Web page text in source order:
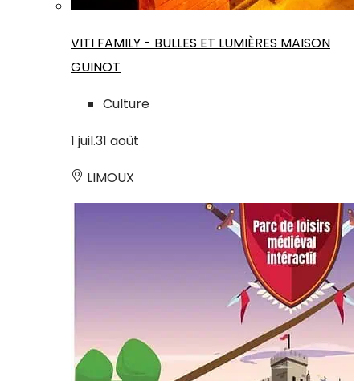
VITI FAMILY - BULLES ET LUMIÈRES MAISON
GUINOT
Culture
1 juil.31 août
LIMOUX